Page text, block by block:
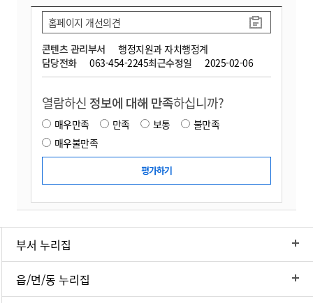
콘텐츠 관리부서
행정지원과 자치행정계
담당전화
063-454-2245최근수정일 2025-02-06
홈페이지 개선의견
열람하신 정보에 대해 만족하십니까?
매우만족 만족 보통
불만족
매우불만족
부서 누리집
읍/면/동 누리집